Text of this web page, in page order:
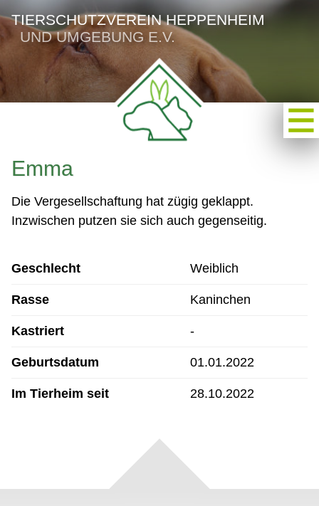
TIERSCHUTZVEREIN HEPPENHEIM
UND UMGEBUNG E.V.
Emma
Die Vergesellschaftung hat zügig geklappt.
Inzwischen putzen sie sich auch gegenseitig.
Geschlecht Weiblich
Rasse Kaninchen
Kastriert -
Geburtsdatum 01.01.2022
Im Tierheim seit 28.10.2022